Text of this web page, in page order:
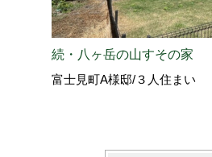
続・八ヶ岳の山すその家
富士見町A様邸/３人住まい